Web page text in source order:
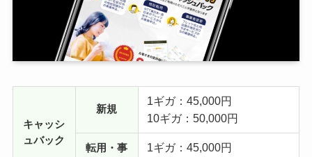
キャッシ
ュバック
新規
1ギガ：45,000円
10ギガ：50,000円
転用・事
1ギガ：45,000円